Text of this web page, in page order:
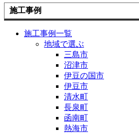
施工事例
施工事例一覧
地域で選ぶ
三島市
沼津市
伊豆の国市
伊豆市
清水町
長泉町
函南町
熱海市